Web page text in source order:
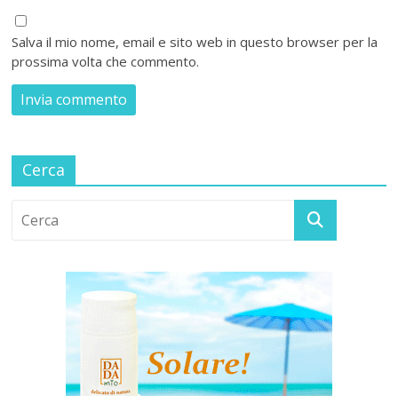
Salva il mio nome, email e sito web in questo browser per la
prossima volta che commento.
Cerca